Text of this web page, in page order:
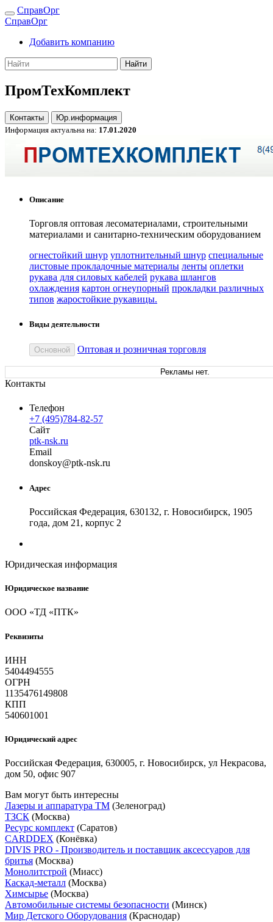
СправОрг
СправОрг
Добавить компанию
Найти
ПромТехКомплект
Контакты
Юр.информация
Информация актуальна на: 17.01.2020
Описание
Торговля оптовая лесоматериалами, строительными
материалами и санитарно-техническим оборудованием
огнестойкий шнур уплотнительный шнур специальные
листовые прокладочные материалы ленты оплетки
рукава для силовых кабелей рукава шлангов
охлаждения картон огнеупорный прокладки различных
типов жаростойкие рукавицы.
Виды деятельности
Основной Оптовая и розничная торговля
Рекламы нет.
Контакты
Телефон
+7 (495)784-82-57
Сайт
ptk-nsk.ru
Email
donskoy@ptk-nsk.ru
Адрес
Российская Федерация, 630132, г. Новосибирск, 1905
года, дом 21, корпус 2
Юридическая информация
Юридическое название
ООО «ТД «ПТК»
Реквизиты
ИНН
5404494555
ОГРН
1135476149808
КПП
540601001
Юридический адрес
Российская Федерация, 630005, г. Новосибирск, ул Некрасова,
дом 50, офис 907
Вам могут быть интересны
Лазеры и аппаратура ТМ (Зеленоград)
ТЗСК (Москва)
Ресурс комплект (Саратов)
CARDDEX (Конёвка)
DIVIS PRO - Производитель и поставщик аксессуаров для
бритья (Москва)
Монолитстрой (Миасс)
Каскад-металл (Москва)
Химсырье (Москва)
Автомобильные системы безопасности (Минск)
Мир Детского Оборудования (Краснодар)